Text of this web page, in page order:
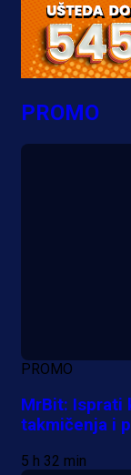
PROMO
PROMO
MrBit: Isprati
takmičenja i
5 h 32 min